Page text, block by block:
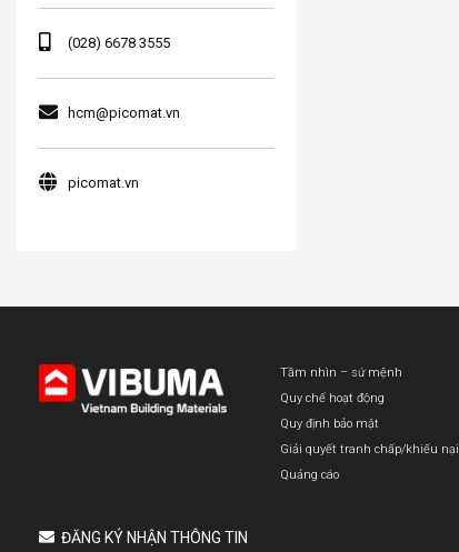
(028) 6678 3555
hcm@picomat.vn
picomat.vn
Tầm nhìn – sứ mệnh
Quy chế hoạt động
Quy định bảo mật
Giải quyết tranh chấp/khiếu nại
Quảng cáo
ĐĂNG KÝ NHẬN THÔNG TIN